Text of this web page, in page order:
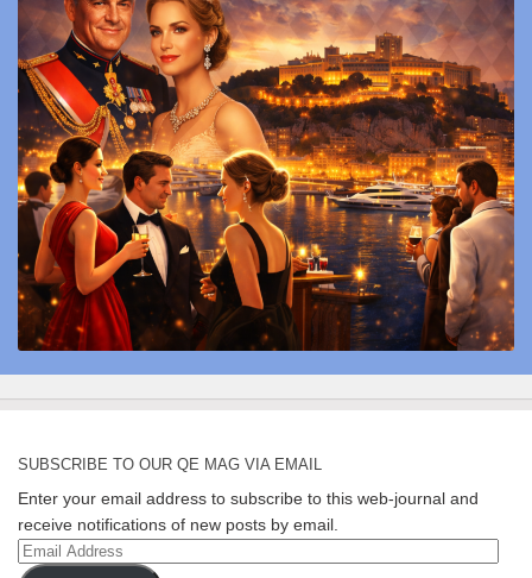
SUBSCRIBE TO OUR QE MAG VIA EMAIL
Enter your email address to subscribe to this web-journal and
receive notifications of new posts by email.
Email